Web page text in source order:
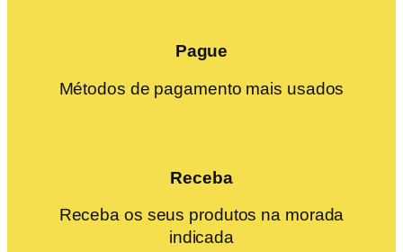
Pague
Métodos de pagamento mais usados
Receba
Receba os seus produtos na morada
indicada